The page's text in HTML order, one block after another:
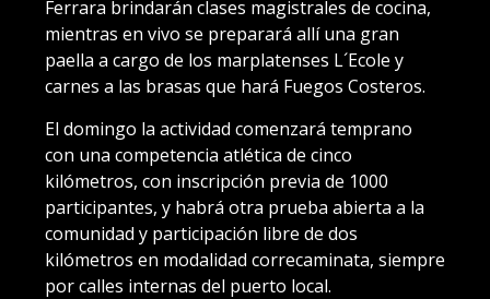
Ferrara brindarán clases magistrales de cocina,
mientras en vivo se preparará allí una gran
paella a cargo de los marplatenses L´Ecole y
carnes a las brasas que hará Fuegos Costeros.
El domingo la actividad comenzará temprano
con una competencia atlética de cinco
kilómetros, con inscripción previa de 1000
participantes, y habrá otra prueba abierta a la
comunidad y participación libre de dos
kilómetros en modalidad correcaminata, siempre
por calles internas del puerto local.